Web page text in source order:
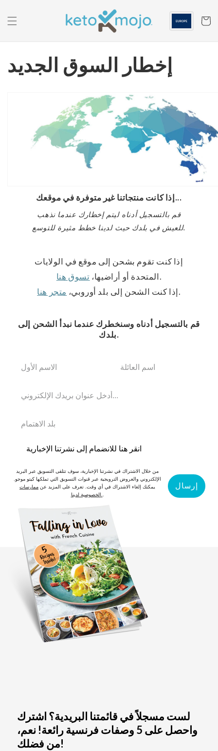
المحتوى
عربه
إخطار السوق الجديد
إذا كانت منتجاتنا غير متوفرة في موقعك...
قم بالتسجيل أدناه ليتم إخطارك عندما نذهب
للعيش في بلدك حيث لدينا خطط مثيرة للتوسع.
إذا كنت تقوم بشحن إلى موقع في الولايات
المتحدة أو أراضيها، تسوق هنا
.
إذا كنت الشحن إلى بلد أوروبي، متجر هنا .
قم بالتسجيل أدناه وسنخطرك عندما نبدأ الشحن إلى
بلدك.
انقر هنا للانضمام إلى نشرتنا الإخبارية
من خلال الاشتراك في نشرتنا الإخبارية، سوف تتلقى التسويق عبر البريد
الإلكتروني والعروض الترويجية عبر قنوات التسويق التي تملكها كيتو موجو.
يمكنك إلغاء الاشتراك في أي وقت. تعرف على المزيد عن ممارسات
الخصوصية لدينا..
إرسال
لست مسجلاً في قائمتنا البريدية؟ اشترك
واحصل على 5 وصفات فرنسية رائعة! نعم،
من فضلك!